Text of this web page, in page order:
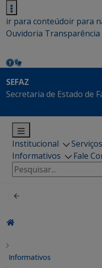
ir para conteúdoir para
Ouvidoria Transparência
SEFAZ
Secretaria de Estado de
Institucional Serviços
Informativos
Fale
Pesquisar
por:
Informativos